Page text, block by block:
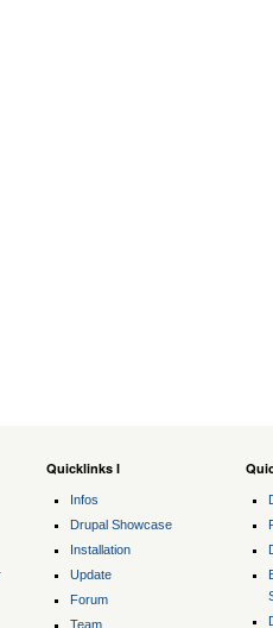
Quicklinks I
Infos
Drupal Showcase
Installation
Update
Forum
Team